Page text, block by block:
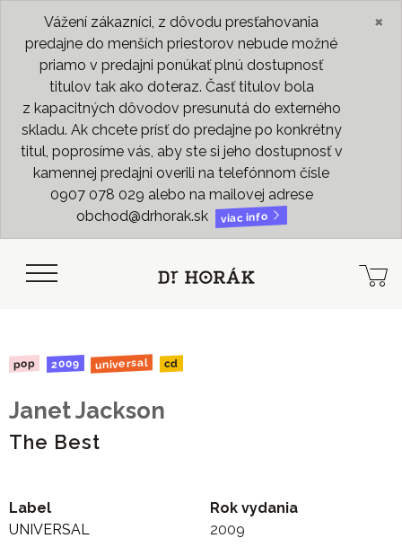
Vážení zákazníci, z dôvodu presťahovania
predajne do menších priestorov nebude možné
priamo v predajni ponúkať plnú dostupnosť
titulov tak ako doteraz. Časť titulov bola
z kapacitných dôvodov presunutá do externého
skladu. Ak chcete prísť do predajne po konkrétny
titul, poprosíme vás, aby ste si jeho dostupnosť v
kamennej predajni overili na telefónnom čísle
0907 078 029 alebo na mailovej adrese
obchod@drhorak.sk
viac info
×
pop 2009 universal cd
Janet Jackson
The Best
Label
UNIVERSAL
Rok vydania
2009